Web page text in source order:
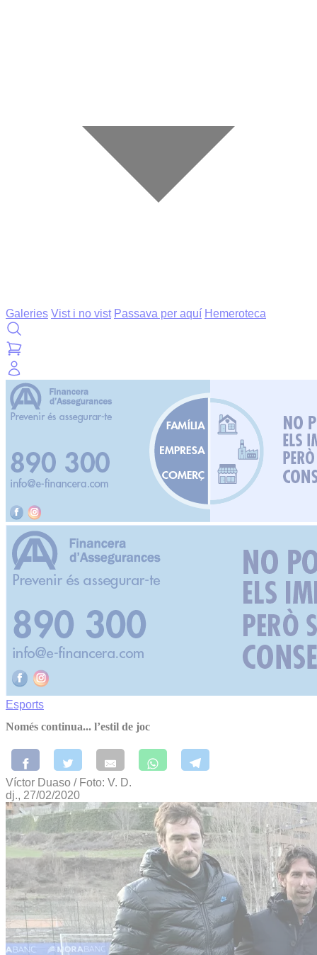
Galeries Vist i no vist Passava per aquí Hemeroteca
Esports
Només continua... l’estil de joc
Víctor Duaso / Foto: V. D.
dj., 27/02/2020